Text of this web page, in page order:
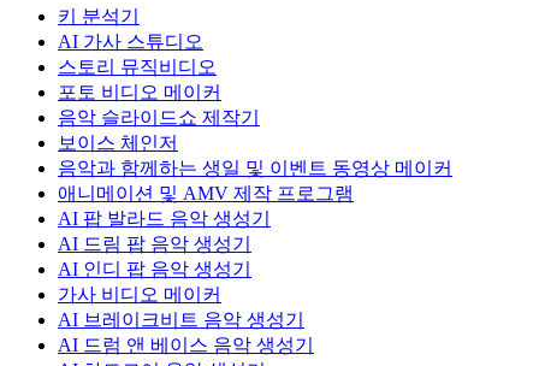
키 분석기
AI 가사 스튜디오
스토리 뮤직비디오
포토 비디오 메이커
음악 슬라이드쇼 제작기
보이스 체인저
음악과 함께하는 생일 및 이벤트 동영상 메이커
애니메이션 및 AMV 제작 프로그램
AI 팝 발라드 음악 생성기
AI 드림 팝 음악 생성기
AI 인디 팝 음악 생성기
가사 비디오 메이커
AI 브레이크비트 음악 생성기
AI 드럼 앤 베이스 음악 생성기